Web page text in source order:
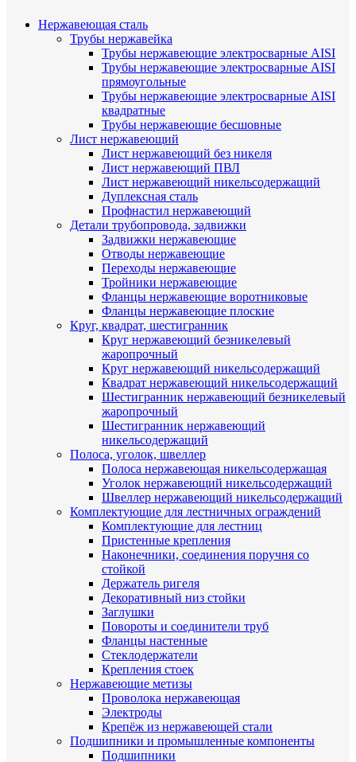
Нержавеющая сталь
Трубы нержавейка
Трубы нержавеющие электросварные AISI
Трубы нержавеющие электросварные AISI
прямоугольные
Трубы нержавеющие электросварные AISI
квадратные
Трубы нержавеющие бесшовные
Лист нержавеющий
Лист нержавеющий без никеля
Лист нержавеющий ПВЛ
Лист нержавеющий никельсодержащий
Дуплексная сталь
Профнастил нержавеющий
Детали трубопровода, задвижки
Задвижки нержавеющие
Отводы нержавеющие
Переходы нержавеющие
Тройники нержавеющие
Фланцы нержавеющие воротниковые
Фланцы нержавеющие плоские
Круг, квадрат, шестигранник
Круг нержавеющий безникелевый
жаропрочный
Круг нержавеющий никельсодержащий
Квадрат нержавеющий никельсодержащий
Шестигранник нержавеющий безникелевый
жаропрочный
Шестигранник нержавеющий
никельсодержащий
Полоса, уголок, швеллер
Полоса нержавеющая никельсодержащая
Уголок нержавеющий никельсодержащий
Швеллер нержавеющий никельсодержащий
Комплектующие для лестничных ограждений
Комплектующие для лестниц
Пристенные крепления
Наконечники, соединения поручня со
стойкой
Держатель ригеля
Декоративный низ стойки
Заглушки
Повороты и соединители труб
Фланцы настенные
Стеклодержатели
Крепления стоек
Нержавеющие метизы
Проволока нержавеющая
Электроды
Крепёж из нержавеющей стали
Подшипники и промышленные компоненты
Подшипники